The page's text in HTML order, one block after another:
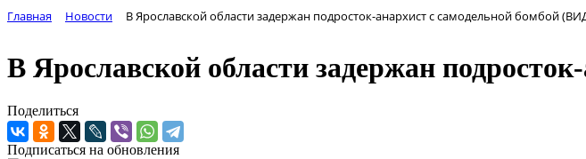
Главная Новости В Ярославской области задержан подросток-анархист с самодельной бомбой
В Ярославской области задержан
Поделиться
Подписаться на обновления